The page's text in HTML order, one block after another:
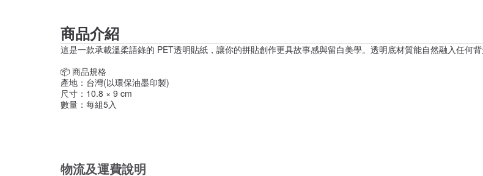
商品介紹
這是一款承載溫柔語錄的 PET透明貼紙，讓你的拼貼創作更具故事感與留白美學。透明底材質能自然融入任何
📦 商品規格
產地：台灣(以環保油墨印製)
尺寸：10.8 × 9 cm
數量：每組5入
物流及運費說明